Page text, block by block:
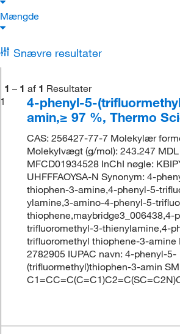
Mængde
Snævre resultater
1 – 1 af 1 Resultater
1
4-phenyl-5-
amin,≥ 97 %, Thermo
CAS: 256427-77-7 Molekylær
Molekylvægt (g/mol): 243.247
MFCD01934528 InChI nøgle:
UHFFFAOYSA-N Synonym: 4-
thiophen-3-amine,4-phenyl-5-
ylamine,3-amino-4-phenyl-5-
thiophene,maybridge3_006438,4-
trifluoromethyl-3-thienylamine,4-
trifluoromethyl thiophene-3-amine
2782905 IUPAC navn: 4-phenyl-5-
(trifluormethyl)thiophen-3-amin